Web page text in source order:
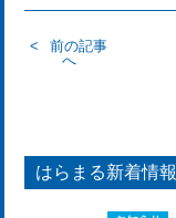
前の記事
へ
はらまる新着情報